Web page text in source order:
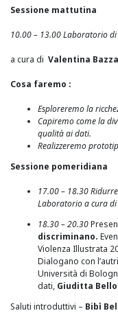
Sessione mattutina
10.00 – 13.00Laboratorio di
a cura di Valentina
Cosa faremo :
Esploreremo la
Capiremo come la
qualità ai dati.
Realizzeremo
Sessione pomeridiana
17.00 – 18.30
Laboratorio a cura di
18.30 – 20.30
discriminano.
Violenza Illustrata
Dialogano con
Università di
dati, Giuditta
Saluti introduttivi – Bibì